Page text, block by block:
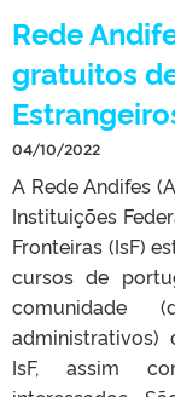
Rede
gratuitos
04/10/2022
A Rede Andifes
Instituições
Fronteiras (IsF)
cursos de
comunidade
administrativos)
IsF, assim